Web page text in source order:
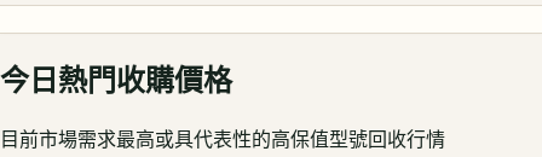
今日熱門收購價格
目前市場需求最高或具代表性的高保值型號回收行情